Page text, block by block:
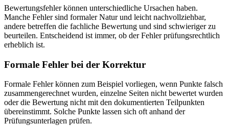
Bewertungsfehler können unterschiedliche Ursachen haben.
Manche Fehler sind formaler Natur und leicht nachvollziehbar,
andere betreffen die fachliche Bewertung und sind schwieriger zu
beurteilen. Entscheidend ist immer, ob der Fehler prüfungsrechtlich
erheblich ist.
Formale Fehler bei der Korrektur
Formale Fehler können zum Beispiel vorliegen, wenn Punkte falsch
zusammengerechnet wurden, einzelne Seiten nicht bewertet wurden
oder die Bewertung nicht mit den dokumentierten Teilpunkten
übereinstimmt. Solche Punkte lassen sich oft anhand der
Prüfungsunterlagen prüfen.